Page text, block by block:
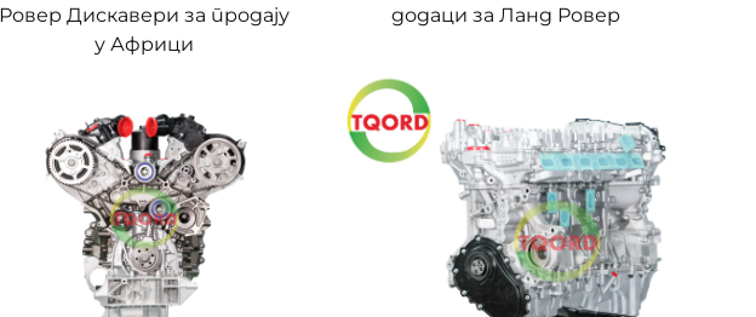
Ровер Дискавери за продају
у Африци
додаци за Ланд Ровер